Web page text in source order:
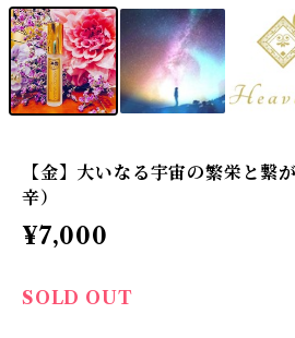
【金】大いなる宇宙の繁栄と繋
辛）
¥7,000
SOLD OUT